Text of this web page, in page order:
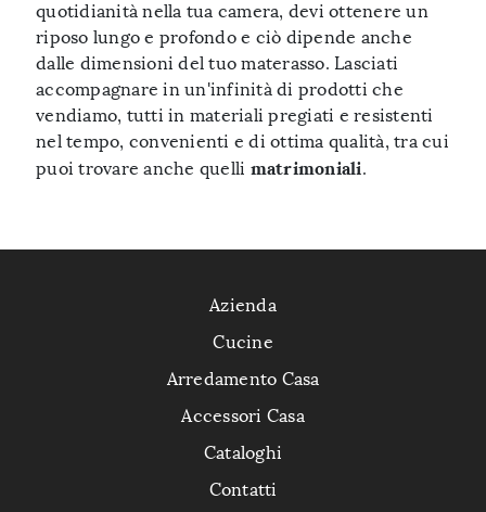
quotidianità nella tua camera, devi ottenere un
riposo lungo e profondo e ciò dipende anche
dalle dimensioni del tuo materasso. Lasciati
accompagnare in un'infinità di prodotti che
vendiamo, tutti in materiali pregiati e resistenti
nel tempo, convenienti e di ottima qualità, tra cui
puoi trovare anche quelli matrimoniali.
Azienda
Cucine
Arredamento Casa
Accessori Casa
Cataloghi
Contatti